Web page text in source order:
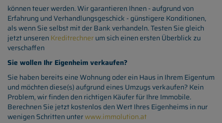
können teuer werden. Wir garantieren Ihnen - aufgrund von
Erfahrung und Verhandlungsgeschick - günstigere Konditionen,
als wenn Sie selbst mit der Bank verhandeln. Testen Sie gleich
jetzt unseren Kreditrechnerum sich einen ersten Überblick zu
verschaffen
Sie wollen Ihr Eigenheim verkaufen?
Sie haben bereits eine Wohnung oder ein Haus in Ihrem Eigentum
und möchten diese(s) aufgrund eines Umzugs verkaufen? Kein
Problem, wir finden den richtigen Käufer für Ihre Immobile.
Berechnen Sie jetzt kostenlos den Wert Ihres Eigenheims in nur
wenigen Schritten unterwww.immolution.at